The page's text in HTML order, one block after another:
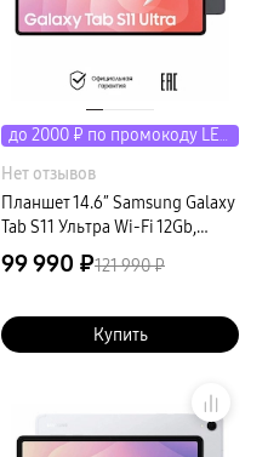
до 2000 ₽ по промокоду LETO
Нет отзывов
Планшет 14.6″ Samsung Galaxy
Tab S11 Ультра Wi-Fi 12Gb,
256Gb, серый
99 990 ₽121 990 ₽
Купить